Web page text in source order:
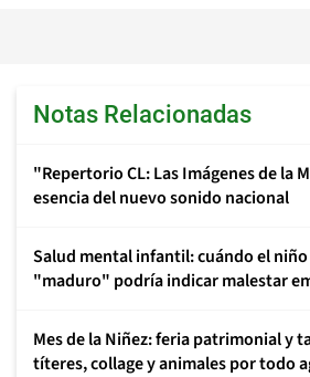
Notas Relacionadas
"Repertorio CL: Las Imágenes de la
esencia del nuevo sonido nacional
Salud mental infantil: cuándo el
"maduro" podría indicar malestar
Mes de la Niñez: feria patrimonial y
títeres, collage y animales por todo